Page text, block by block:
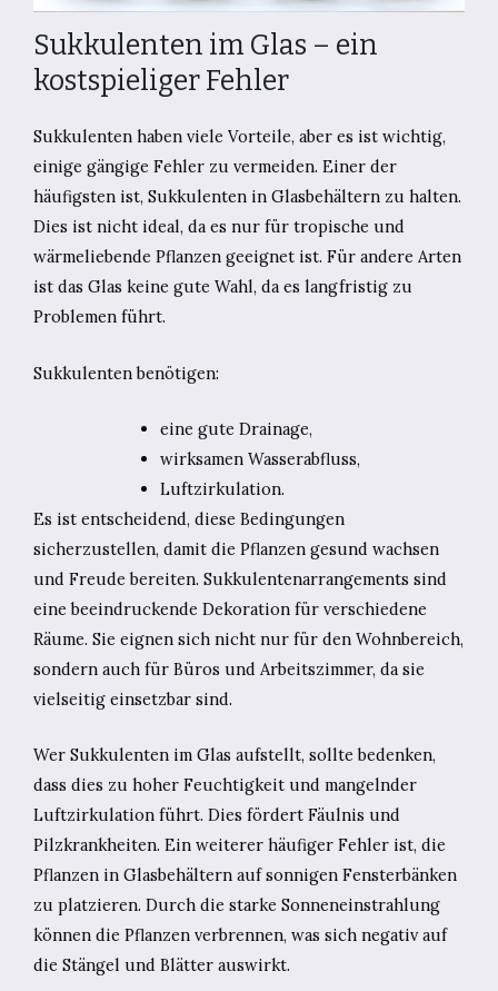
Sukkulenten im Glas – ein
kostspieliger Fehler
Sukkulenten haben viele Vorteile, aber es ist wichtig,
einige gängige Fehler zu vermeiden. Einer der
häufigsten ist, Sukkulenten in Glasbehältern zu halten.
Dies ist nicht ideal, da es nur für tropische und
wärmeliebende Pflanzen geeignet ist. Für andere Arten
ist das Glas keine gute Wahl, da es langfristig zu
Problemen führt.
Sukkulenten benötigen:
eine gute Drainage,
wirksamen Wasserabfluss,
Luftzirkulation.
Es ist entscheidend, diese Bedingungen
sicherzustellen, damit die Pflanzen gesund wachsen
und Freude bereiten. Sukkulentenarrangements sind
eine beeindruckende Dekoration für verschiedene
Räume. Sie eignen sich nicht nur für den Wohnbereich,
sondern auch für Büros und Arbeitszimmer, da sie
vielseitig einsetzbar sind.
Wer Sukkulenten im Glas aufstellt, sollte bedenken,
dass dies zu hoher Feuchtigkeit und mangelnder
Luftzirkulation führt. Dies fördert Fäulnis und
Pilzkrankheiten. Ein weiterer häufiger Fehler ist, die
Pflanzen in Glasbehältern auf sonnigen Fensterbänken
zu platzieren. Durch die starke Sonneneinstrahlung
können die Pflanzen verbrennen, was sich negativ auf
die Stängel und Blätter auswirkt.